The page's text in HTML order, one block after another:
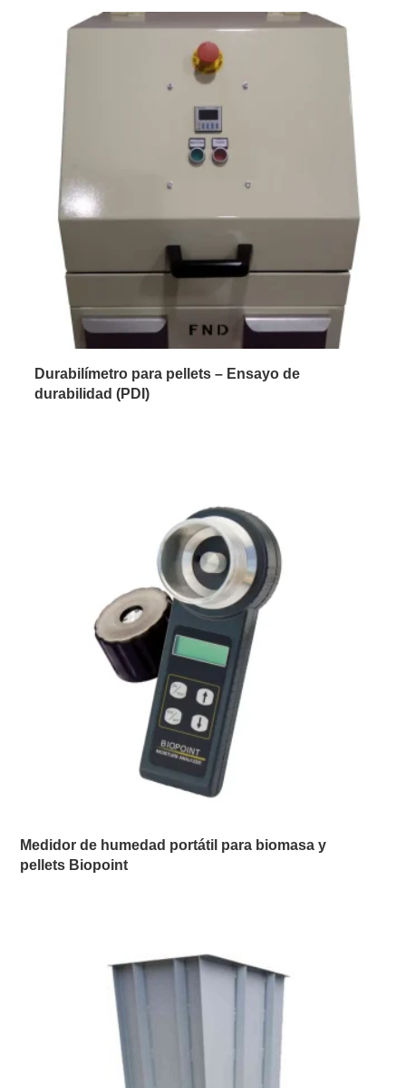
Durabilímetro para pellets – Ensayo de
durabilidad (PDI)
Medidor de humedad portátil para biomasa y
pellets Biopoint